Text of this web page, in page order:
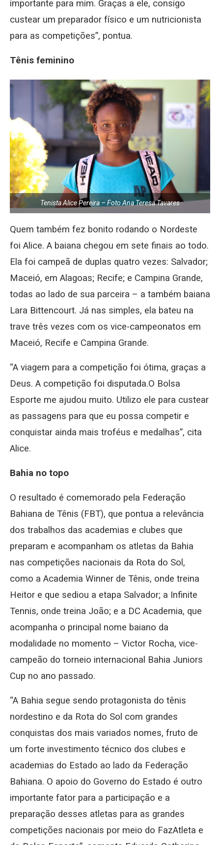
importante para mim. Graças a ele, consigo
custear um preparador físico e um nutricionista
para as competições”, pontua.
Tênis feminino
Tenista Alice Pereira – Foto Ana Teresa Tavares
Quem também fez bonito rodando o Nordeste
foi Alice. A baiana chegou em sete finais ao todo.
Ela foi campeã de duplas quatro vezes: Salvador;
Maceió, em Alagoas; Recife; e Campina Grande,
todas ao lado de sua parceira – a também baiana
Lara Bittencourt. Já nas simples, ela bateu na
trave três vezes com os vice-campeonatos em
Maceió, Recife e Campina Grande.
“A viagem para a competição foi ótima, graças a
Deus. A competição foi disputada.O Bolsa
Esporte me ajudou muito. Utilizo ele para custear
as passagens para que eu possa competir e
conquistar ainda mais troféus e medalhas”, cita
Alice.
Bahia no topo
O resultado é comemorado pela Federação
Bahiana de Tênis (FBT), que pontua a relevância
dos trabalhos das academias e clubes que
preparam e acompanham os atletas da Bahia
nas competições nacionais da Rota do Sol,
como a Academia Winner de Tênis, onde treina
Heitor e que sediou a etapa Salvador; a Infinite
Tennis, onde treina João; e a DC Academia, que
acompanha o principal nome baiano da
modalidade no momento – Victor Rocha, vice-
campeão do torneio internacional Bahia Juniors
Cup no ano passado.
“A Bahia segue sendo protagonista do tênis
nordestino e da Rota do Sol com grandes
conquistas dos mais variados nomes, fruto de
um forte investimento técnico dos clubes e
academias do Estado ao lado da Federação
Bahiana. O apoio do Governo do Estado é outro
importante fator para a participação e a
preparação desses atletas para as grandes
competições nacionais por meio do FazAtleta e